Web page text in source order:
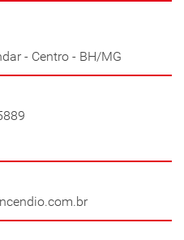
- Centro - BH/MG